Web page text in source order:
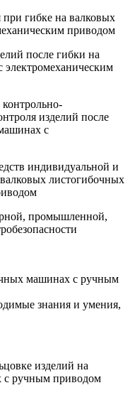
гибке на валковых
приводом
после гибки на
изделий после
с
индивидуальной и
листогибочных
промышленной,
машинах с ручным
знания и умения,
изделий на
с ручным приводом